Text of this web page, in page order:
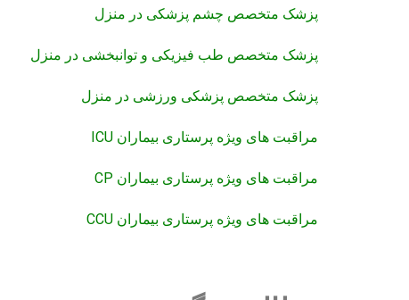
پزشک متخصص چشم پزشکی در منزل
پزشک متخصص طب فیزیکی و توانبخشی در منزل
پزشک متخصص پزشکی ورزشی در منزل
مراقبت های ویژه پرستاری بیماران ICU
مراقبت های ویژه پرستاری بیماران CP
مراقبت های ویژه پرستاری بیماران CCU